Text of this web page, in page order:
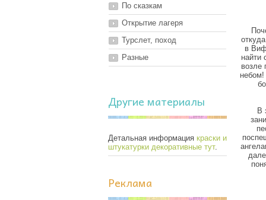
По сказкам
Открытие лагеря
Турслет, поход
Разные
Другие материалы
Детальная информация краски и
штукатурки декоративные тут.
Реклама
в
найти
возле
В